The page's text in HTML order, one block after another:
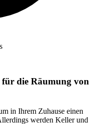
für die Räumung von
in Ihrem Zuhause einen
werden Keller und